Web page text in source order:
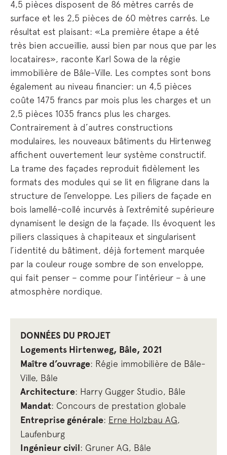
4,5 pièces disposent de 86 mètres carrés de
surface et les 2,5 pièces de 60 mètres carrés. Le
résultat est plaisant: «La première étape a été
très bien accueillie, aussi bien par nous que par les
locataires», raconte Karl Sowa de la régie
immobilière de Bâle-Ville. Les comptes sont bons
également au niveau financier: un 4,5 pièces
coûte 1475 francs par mois plus les charges et un
2,5 pièces 1035 francs plus les charges.
Contrairement à d’autres constructions
modulaires, les nouveaux bâtiments du Hirtenweg
affichent ouvertement leur système constructif.
La trame des façades reproduit fidèlement les
formats des modules qui se lit en filigrane dans la
structure de l’enveloppe. Les piliers de façade en
bois lamellé-collé incurvés à l’extrémité supérieure
dynamisent le design de la façade. Ils évoquent les
piliers classiques à chapiteaux et singularisent
l’identité du bâtiment, déjà fortement marquée
par la couleur rouge sombre de son enveloppe,
qui fait penser – comme pour l’intérieur – à une
atmosphère nordique.
DONNÉES DU PROJET
Logements Hirtenweg, Bâle, 2021
Maître d’ouvrage: Régie immobilière de Bâle-
Ville, Bâle
Architecture: Harry Gugger Studio, Bâle
Mandat: Concours de prestation globale
Entreprise générale: Erne Holzbau AG,
Laufenburg
Ingénieur civil: Gruner AG, Bâle